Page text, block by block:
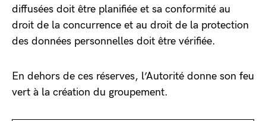
diffusées doit être planifiée et sa conformité au
droit de la concurrence et au droit de la protection
des données personnelles doit être vérifiée.
En dehors de ces réserves, l’Autorité donne son feu
vert à la création du groupement.